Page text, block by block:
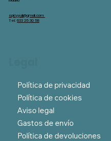
Política de privacidad
Política de cookies
Aviso legal
Gastos de envío
Política de devoluciones
spicyyuli@gmail.com
Tel:633 25 30 58